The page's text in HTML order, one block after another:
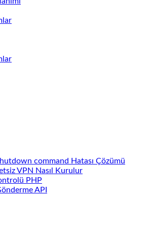
command Hatası Çözümü
VPN Nasıl Kurulur
PHP
API